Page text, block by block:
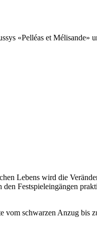
«Pelléas et
Lebens wird die
Festspieleingängen
schwarzen Anzug bis